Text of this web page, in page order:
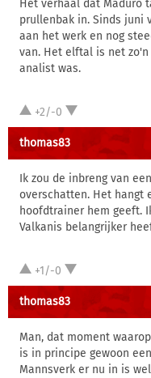
Het verhaal dat Maduro
prullenbak in. Sinds juni
aan het werk en nog
van. Het elftal is net
analist was.
+2/-0
thomas83
Ik zou de inbreng van
overschatten. Het hangt
hoofdtrainer hem geeft.
Valkanis belangrijker
+1/-0
thomas83
Man, dat moment
is in principe gewoon
Mannsverk er nu in is